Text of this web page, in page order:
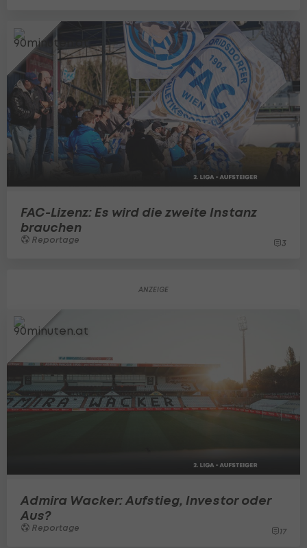
FAC-Lizenz: Es wird die zweite Instanz
brauchen
Reportage 3
Admira Wacker: Aufstieg, Investor oder
Aus?
Reportage 17